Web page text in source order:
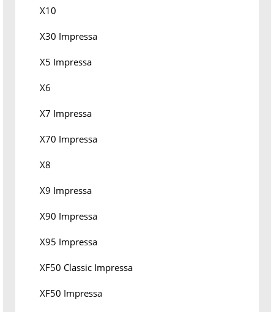
X10
X30 Impressa
X5 Impressa
X6
X7 Impressa
X70 Impressa
X8
X9 Impressa
X90 Impressa
X95 Impressa
XF50 Classic Impressa
XF50 Impressa